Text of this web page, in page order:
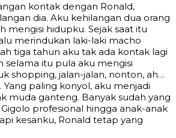
kontak dengan Ronald,
dia. Aku kehilangan dua orang
mengisi hidupku. Sejak saat itu
merindukan laki-laki macho
tiga tahun aku tak ada kontak lagi
selama itu pula aku mengisi
shopping, jalan-jalan, nonton, ah…
paling konyol, aku menjadi
muda ganteng. Banyak sudah yang
profesional hingga anak-anak
kesanku, Ronald tetap yang